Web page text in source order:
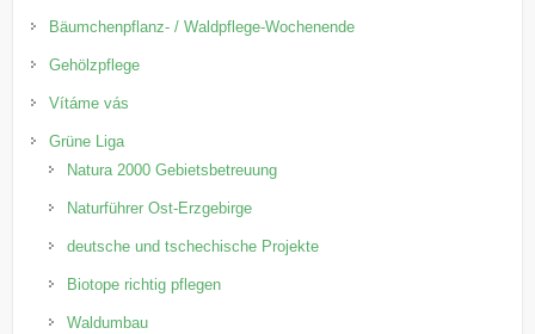
Bäumchenpflanz- / Waldpflege-Wochenende
Gehölzpflege
Vítáme vás
Grüne Liga
Natura 2000 Gebietsbetreuung
Naturführer Ost-Erzgebirge
deutsche und tschechische Projekte
Biotope richtig pflegen
Waldumbau